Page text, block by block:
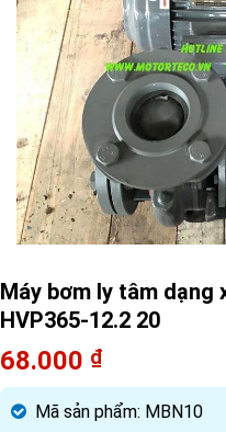
Máy bơm ly tâm dạng
HVP365-12.2 20
68.000 ₫
Mã sản phẩm: MBN10